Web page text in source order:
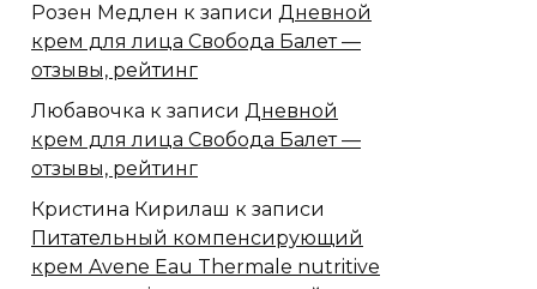
Розен Медлен к записи Дневной
крем для лица Свобода Балет —
отзывы, рейтинг
Любавочка к записи Дневной
крем для лица Свобода Балет —
отзывы, рейтинг
Кристина Кирилаш к записи
Питательный компенсирующий
крем Avene Eau Thermale nutritive